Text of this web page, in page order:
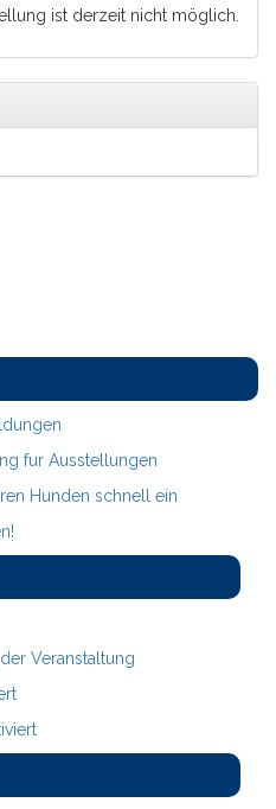
ist derzeit nicht möglich.
fur Ausstellungen
Hunden schnell ein
Veranstaltung